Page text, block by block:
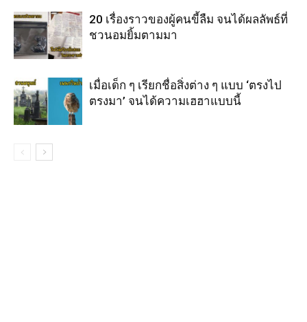
20 เรื่องราวของผู้คนขี้ลืม จนได้ผลลัพธ์ที่
ชวนอมยิ้มตามมา
เมื่อเด็ก ๆ เรียกชื่อสิ่งต่าง ๆ แบบ ‘ตรงไป
ตรงมา’ จนได้ความเฮฮาแบบนี้